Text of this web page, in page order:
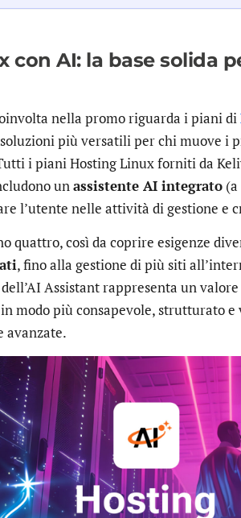
con AI: la base solida
nella promo riguarda i piani di
più versatili per chi muove i
i piani Hosting Linux forniti da
unassistente AI integrato
l’utente nelle attività di gestione e
quattro, così da coprire esigenze
, fino alla gestione di più siti
Assistant rappresenta un
modo più consapevole, strutturato e
avanzate.